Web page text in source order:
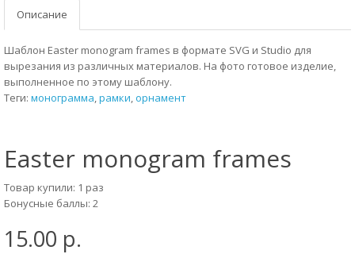
Описание
Шаблон Easter monogram frames в формате SVG и Studio для
вырезания из различных материалов. На фото готовое изделие,
выполненное по этому шаблону.
Теги: монограмма,рамки,орнамент
Easter monogram frames
Товар купили: 1 раз
Бонусные баллы: 2
15.00 р.